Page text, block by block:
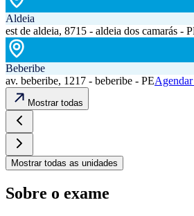
Aldeia
est de aldeia, 8715 - aldeia dos camarás -
Beberibe
av. beberibe, 1217 - beberibe - PEAgendar
Mostrar todas
Mostrar todas as unidades
Sobre o exame